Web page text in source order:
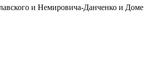
и Немировича-Данченко и Доме